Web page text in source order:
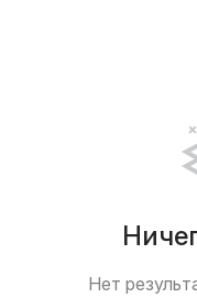
Нет